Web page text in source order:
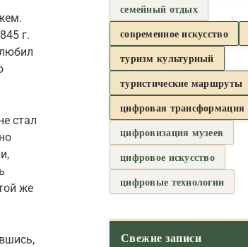
г.
стал
же
семейный отдых
современное искусство
туризм культурный
туристические маршруты
цифровая трансформация
цифровизация музеев
цифровое искусство
цифровые технологии
Свежие записи